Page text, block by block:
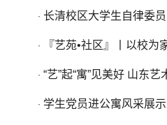
· 长清校区大学生自律委
· 『艺苑•社区』丨以校
· “艺”起“寓”见美好 山东
· 学生党员进公寓风采展